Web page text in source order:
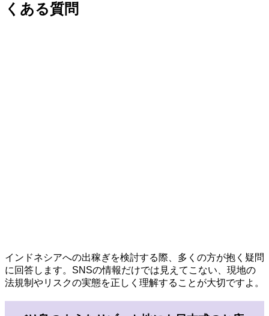
くある質問
インドネシアへの出稼ぎを検討する際、多くの方が抱く疑問
に回答します。SNSの情報だけでは見えてこない、現地の
法規制やリスクの実態を正しく理解することが大切ですよ。